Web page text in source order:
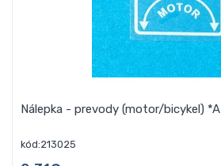
Nálepka - prevody (motor/bicykel) *A
kód:213025